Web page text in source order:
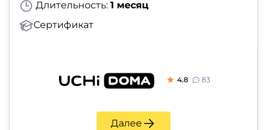
Длительность: 1 месяц
Сертификат
4.8 83
Далее